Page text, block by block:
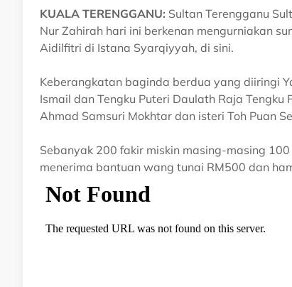
KUALA TERENGGANU: Sultan Terengganu
Nur Zahirah hari ini berkenan mengurniakan
Aidilfitri di Istana Syarqiyyah, di sini.
Keberangkatan baginda berdua yang diiringi
Ismail dan Tengku Puteri Daulath Raja
Ahmad Samsuri Mokhtar dan isteri Toh Puan
Sebanyak 200 fakir miskin masing-masing
menerima bantuan wang tunai RM500 dan